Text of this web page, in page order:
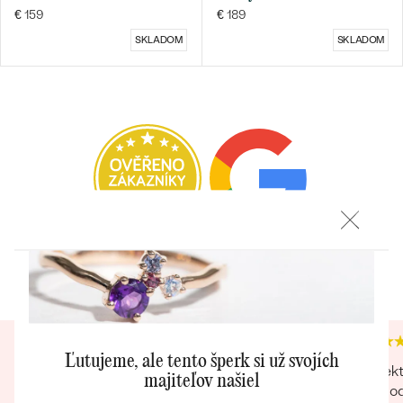
Bestsellery
€ 159
SKLADOM
€ 189
SKLADOM
Heuréka recenzie
4.9 4.9
Perfektné. Z obchodu si pár šperkov objednala
moja sestra, všetky sa mi páčili, v ponuke som si
Ľutujeme, ale tento šperk si už svojích
majiteľov našiel